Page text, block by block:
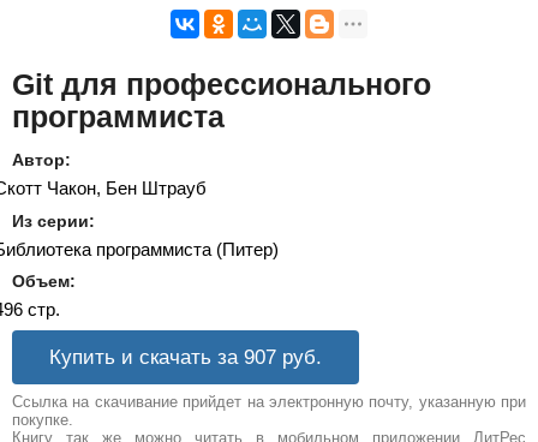
Git для профессионального
программиста
Автор:
Чакон, Бен Штрауб
Из серии:
программиста (Питер)
Объем:
стр.
Купить и скачать за 907 руб.
Ссылка на скачивание прийдет на электронную почту, указанную при
покупке.